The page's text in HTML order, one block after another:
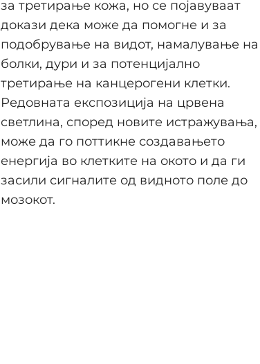
за третирање кожа, но се појавуваат
докази дека може да помогне и за
подобрување на видот, намалување на
болки, дури и за потенцијално
третирање на канцерогени клетки.
Редовната експозиција на црвена
светлина, според новите истражувања,
може да го поттикне создавањето
енергија во клетките на окото и да ги
засили сигналите од видното поле до
мозокот.